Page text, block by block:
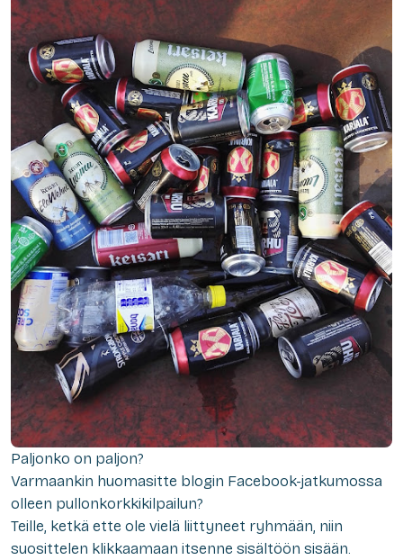
Paljonko on paljon?
Varmaankin huomasitte blogin Facebook-jatkumossa
olleen pullonkorkkikilpailun?
Teille, ketkä ette ole vielä liittyneet ryhmään, niin
suosittelen klikkaamaan itsenne sisältöön sisään.